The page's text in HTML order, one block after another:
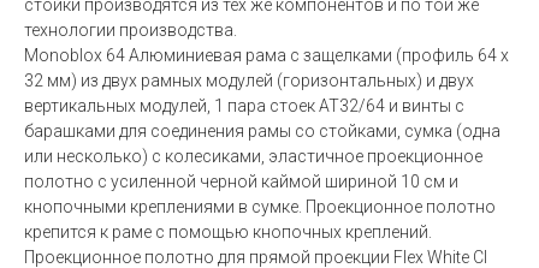
стойки производятся из тех же компонентов и по той же
технологии производства.
Monoblox 64 Алюминиевая рама с защелками (профиль 64 x
32 мм) из двух рамных модулей (горизонтальных) и двух
вертикальных модулей, 1 пара стоек AT32/64 и винты с
барашками для соединения рамы со стойками, сумка (одна
или несколько) с колесиками, эластичное проекционное
полотно с усиленной черной каймой шириной 10 см и
кнопочными креплениями в сумке. Проекционное полотно
крепится к раме с помощью кнопочных креплений.
Проекционное полотно для прямой проекции Flex White CI